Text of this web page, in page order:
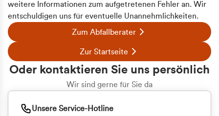
weitere Informationen zum aufgetretenen Fehler an. Wir
entschuldigen uns für eventuelle Unannehmlichkeiten.
Zum Abfallberater
Zur Startseite
Oder kontaktieren Sie uns persönlich
Wir sind gerne für Sie da
Unsere Service-Hotline